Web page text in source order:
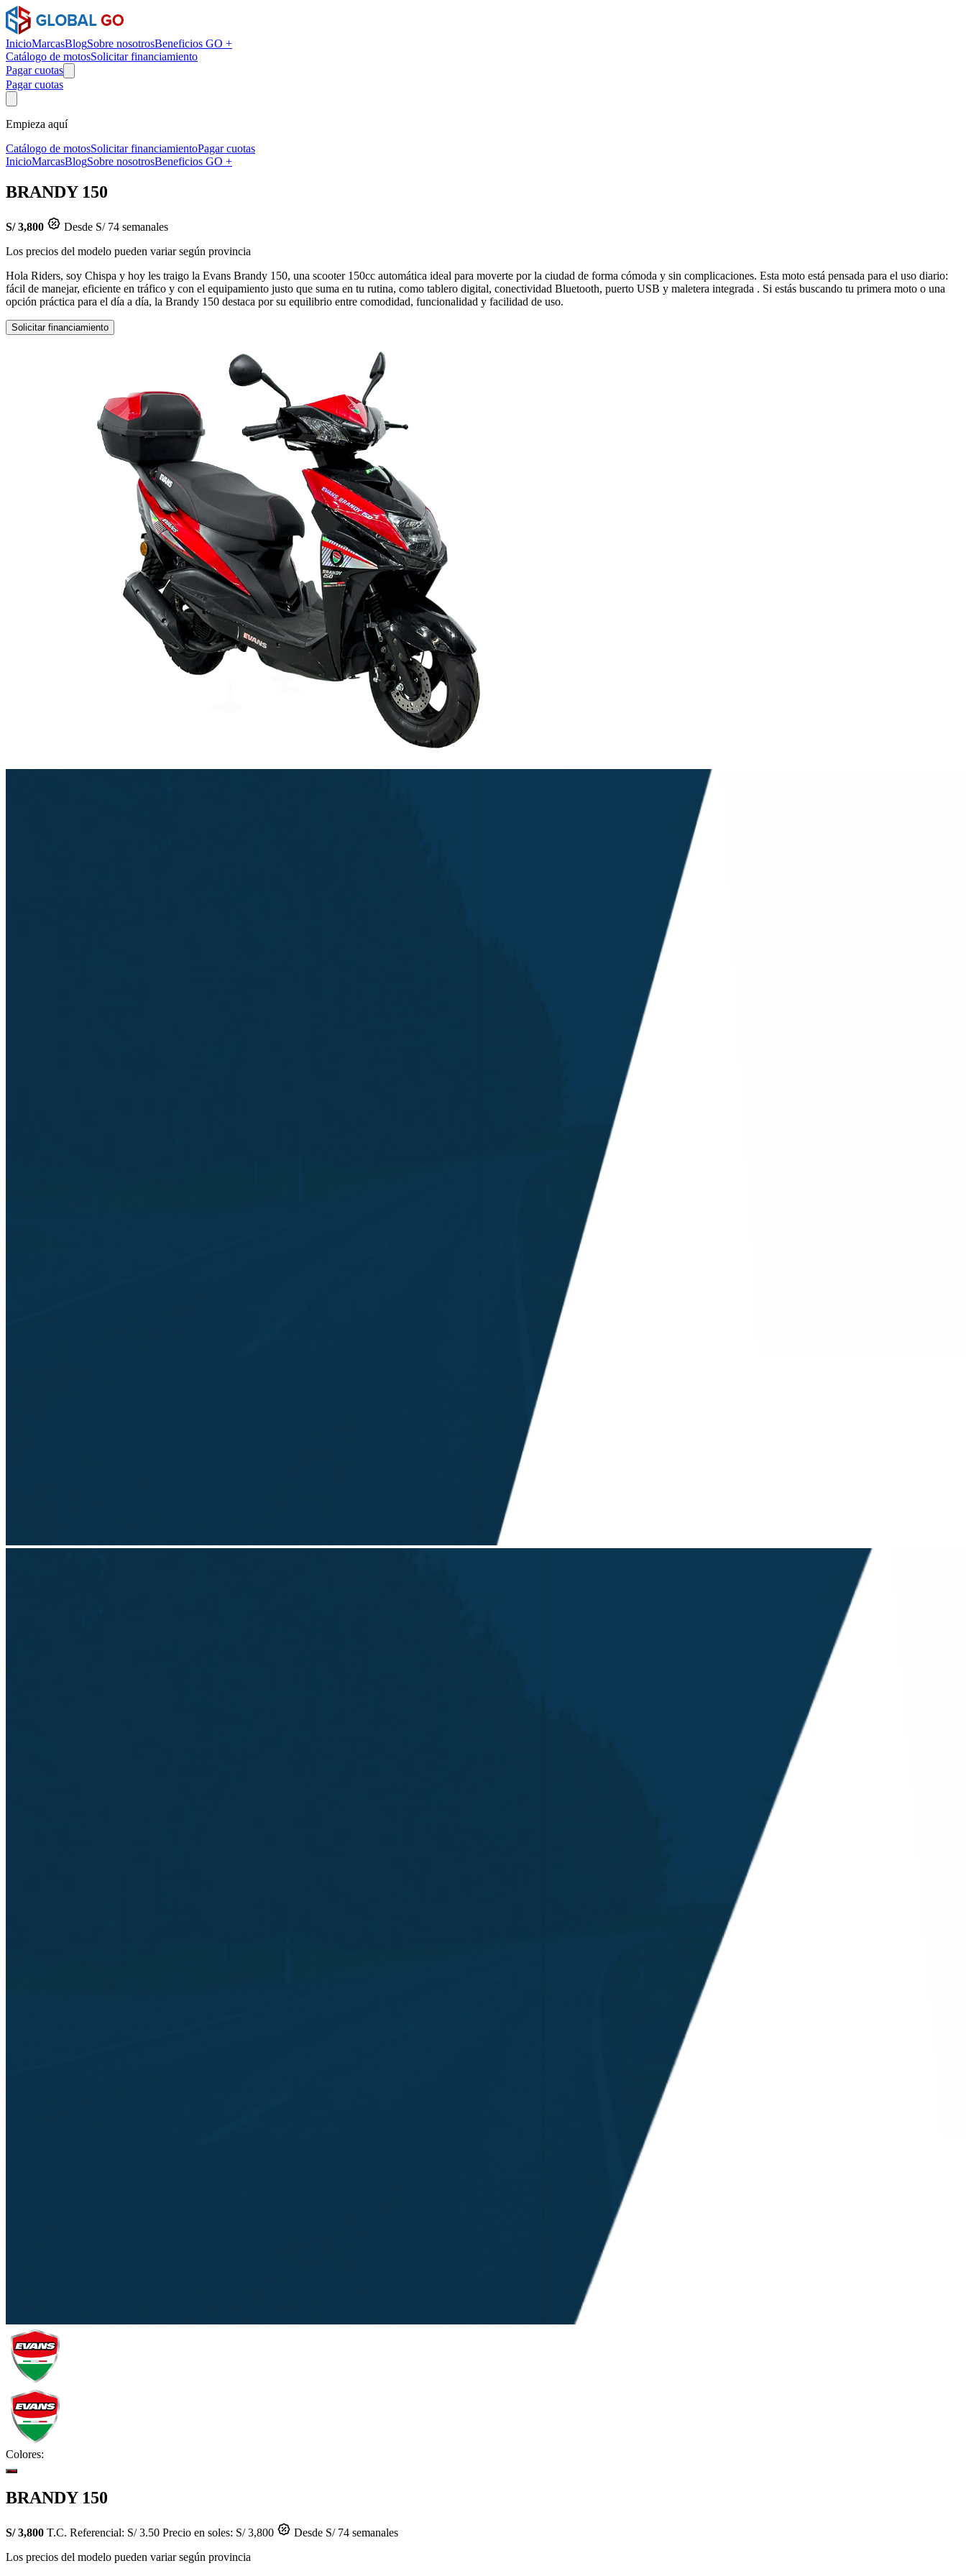
InicioMarcasBlogSobre nosotrosBeneficios GO +
Catálogo de motosSolicitar financiamiento
Pagar cuotas
Pagar cuotas
Empieza aquí
Catálogo de motosSolicitar financiamientoPagar cuotas
InicioMarcasBlogSobre nosotrosBeneficios GO +
BRANDY 150
S/ 3,800
Desde S/ 74 semanales
Los precios del modelo pueden variar según provincia
Hola Riders, soy Chispa y hoy les traigo la Evans Brandy 150, una scooter 150cc automática ideal para moverte por la ciudad de forma cómoda y sin complicaciones. Esta moto está pensada para el uso diario:
fácil de manejar, eficiente en tráfico y con el equipamiento justo que suma en tu rutina, como tablero digital, conectividad Bluetooth, puerto USB y maletera integrada . Si estás buscando tu primera moto o una
opción práctica para el día a día, la Brandy 150 destaca por su equilibrio entre comodidad, funcionalidad y facilidad de uso.
Solicitar financiamiento
Colores:
BRANDY 150
S/ 3,800 T.C. Referencial: S/ 3.50 Precio en soles: S/ 3,800
Desde S/ 74 semanales
Los precios del modelo pueden variar según provincia